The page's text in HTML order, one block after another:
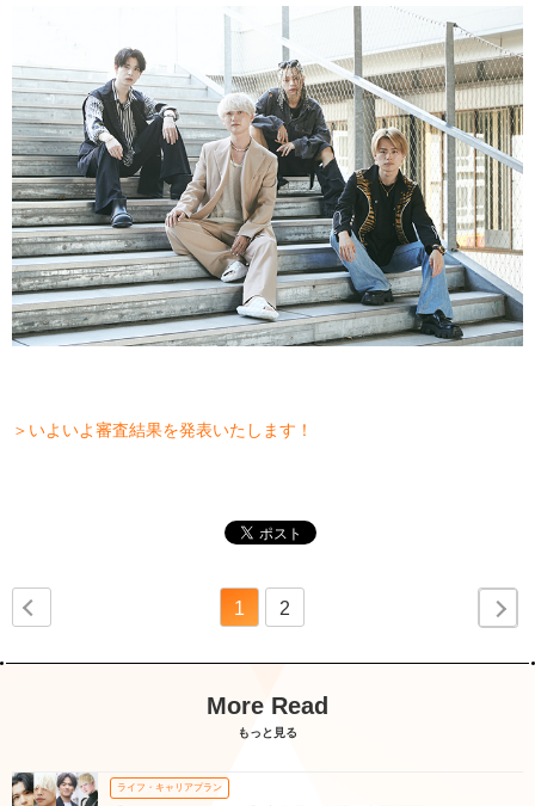
＞いよいよ審査結果を発表いたします！
1 2
More Read
もっと見る
ライフ・キャリアプラン